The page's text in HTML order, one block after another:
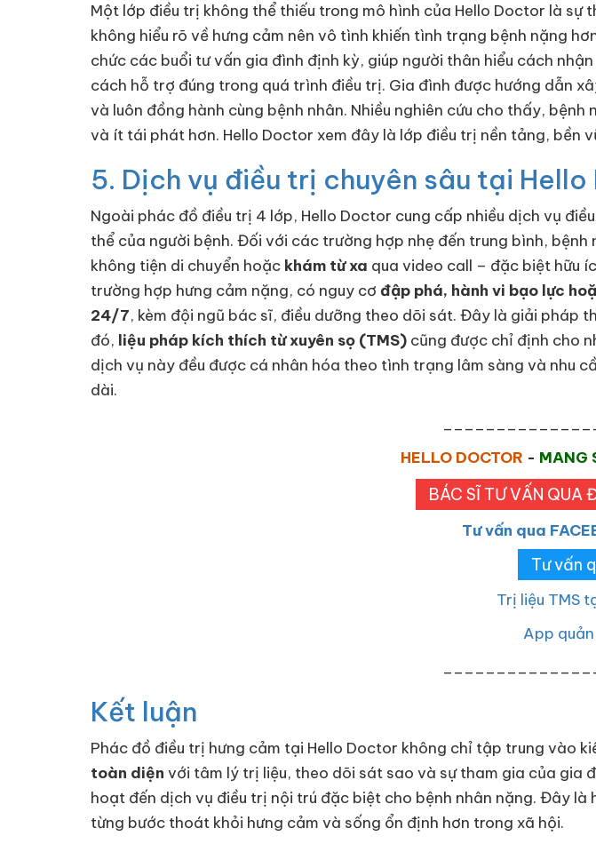
Một lớp điều trị không thể thiếu trong mô hình của Hello Doctor là
không hiểu rõ về hưng cảm nên vô tình khiến tình trạng bệnh nặng
chức các buổi tư vấn gia đình định kỳ, giúp người thân hiểu cách
cách hỗ trợ đúng trong quá trình điều trị. Gia đình được hướng dẫn
và luôn đồng hành cùng bệnh nhân. Nhiều nghiên cứu cho thấy,
và ít tái phát hơn. Hello Doctor xem đây là lớp điều trị nền tảng, bền
5. Dịch vụ điều trị chuyên sâu tại
Ngoài phác đồ điều trị 4 lớp, Hello Doctor cung cấp nhiều dịch vụ
thể của người bệnh. Đối với các trường hợp nhẹ đến trung bình, bệnh
không tiện di chuyển hoặc khám từ xa qua video call – đặc biệt hữu
trường hợp hưng cảm nặng, có nguy cơ đập phá, hành vi bạo lực
24/7, kèm đội ngũ bác sĩ, điều dưỡng theo dõi sát. Đây là giải pháp
đó, liệu pháp kích thích từ xuyên sọ (TMS) cũng được chỉ định cho
dịch vụ này đều được cá nhân hóa theo tình trạng lâm sàng và nhu
dài.
HELLO DOCTOR - MANG
BÁC SĨ TƯ VẤN QUA
Tư vấn qua
Tư vấn
Trị liệu TMS
App
Kết luận
Phác đồ điều trị hưng cảm tại Hello Doctor không chỉ tập trung vào
toàn diện với tâm lý trị liệu, theo dõi sát sao và sự tham gia của gia
hoạt đến dịch vụ điều trị nội trú đặc biệt cho bệnh nhân nặng. Đây
từng bước thoát khỏi hưng cảm và sống ổn định hơn trong xã hội.